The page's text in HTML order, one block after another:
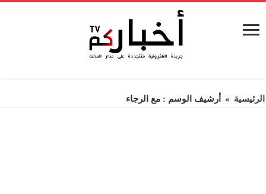
الرئيسية » أرشيف الوسم : مع الرجاء